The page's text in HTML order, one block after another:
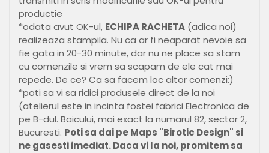
productie
*odata avut OK-ul, ECHIPA RACHETA (adica noi)
realizeaza stampila. Nu ca ar fi neaparat nevoie sa
fie gata in 20-30 minute, dar nu ne place sa stam
cu comenzile si vrem sa scapam de ele cat mai
repede. De ce? Ca sa facem loc altor comenzi:)
*poti sa vi sa ridici produsele direct de la noi
(atelierul este in incinta fostei fabrici Electronica de
pe B-dul. Baicului, mai exact la numarul 82, sector 2,
Bucuresti. Poti sa dai pe Maps "Birotic Design" si
ne gasesti imediat. Daca vi la noi, promitem sa